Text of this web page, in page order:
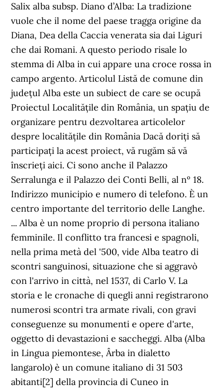
Salix alba subsp. Diano d’Alba: La tradizione
vuole che il nome del paese tragga origine da
Diana, Dea della Caccia venerata sia dai Liguri
che dai Romani. A questo periodo risale lo
stemma di Alba in cui appare una croce rossa in
campo argento. Articolul Listă de comune din
județul Alba este un subiect de care se ocupă
Proiectul Localitățile din România, un spațiu de
organizare pentru dezvoltarea articolelor
despre localitățile din România Dacă doriți să
participați la acest proiect, vă rugăm să vă
înscrieți aici. Ci sono anche il Palazzo
Serralunga e il Palazzo dei Conti Belli, al nº 18.
Indirizzo municipio e numero di telefono. È un
centro importante del territorio delle Langhe.
... Alba è un nome proprio di persona italiano
femminile. Il conflitto tra francesi e spagnoli,
nella prima metà del '500, vide Alba teatro di
scontri sanguinosi, situazione che si aggravò
con l'arrivo in città, nel 1537, di Carlo V. La
storia e le cronache di quegli anni registrarono
numerosi scontri tra armate rivali, con gravi
conseguenze su monumenti e opere d'arte,
oggetto di devastazioni e saccheggi. Alba (Alba
in Lingua piemontese, Ârba in dialetto
langarolo) è un comune italiano di 31 503
abitanti[2] della provincia di Cuneo in